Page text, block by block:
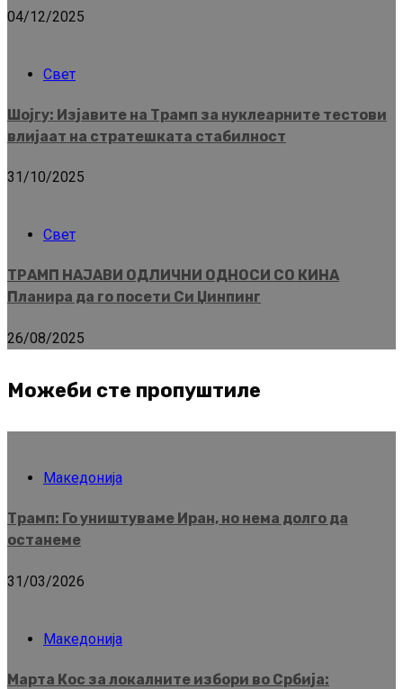
04/12/2025
Свет
Шојгу: Изјавите на Трамп за нуклеарните тестови
влијаат на стратешката стабилност
31/10/2025
Свет
ТРАМП НАЈАВИ ОДЛИЧНИ ОДНОСИ СО КИНА
Планира да го посети Си Џинпинг
26/08/2025
Можеби сте пропуштиле
Македонија
Трамп: Го уништуваме Иран, но нема долго да
останеме
31/03/2026
Македонија
Марта Кос за локалните избори во Србија: